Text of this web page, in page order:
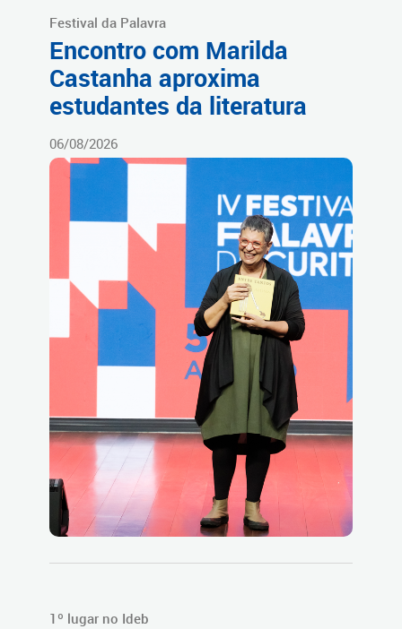
Festival da Palavra
Encontro com Marilda
Castanha aproxima
estudantes da literatura
06/08/2026
1º lugar no Ideb